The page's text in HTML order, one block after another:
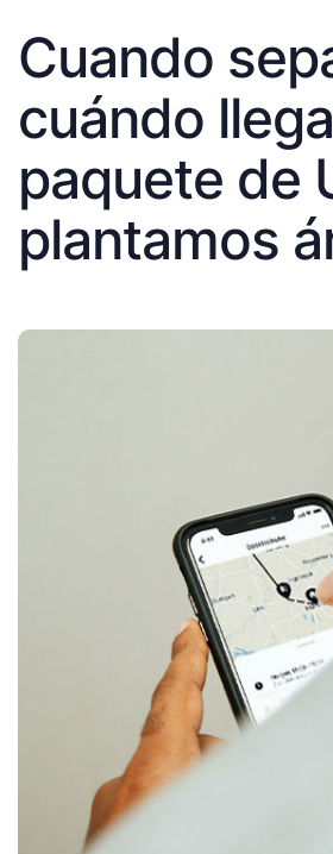
Cuando
cuándo
paquete de
plantamos